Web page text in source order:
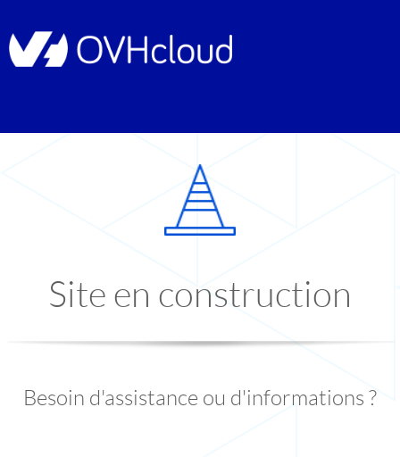
Site en construction
Besoin d'assistance ou d'informations ?